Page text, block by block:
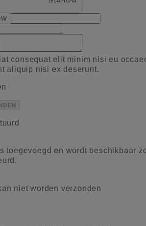
consequat elit minim nisi eu
aliquip nisi ex deserunt.
toegevoegd en wordt beschikbaar
niet worden verzonden